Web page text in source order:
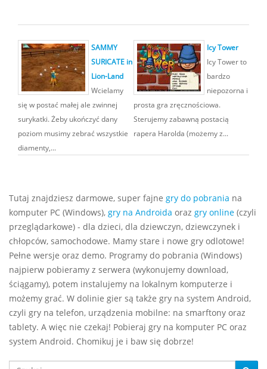
SAMMY
SURICATE in
Lion-Land
Wcielamy
się w postać małej ale zwinnej
surykatki. Żeby ukończyć dany
poziom musimy zebrać wszystkie
diamenty,...
Icy Tower
Icy Tower to
bardzo
niepozorna i
prosta gra zręcznościowa.
Sterujemy zabawną postacią
rapera Harolda (możemy z...
Tutaj znajdziesz darmowe, super fajne gry do pobrania na
komputer PC (Windows), gry na Androida oraz gry online (czyli
przeglądarkowe) - dla dzieci, dla dziewczyn, dziewczynek i
chłopców, samochodowe. Mamy stare i nowe gry odlotowe!
Pełne wersje oraz demo. Programy do pobrania (Windows)
najpierw pobieramy z serwera (wykonujemy download,
ściągamy), potem instalujemy na lokalnym komputerze i
możemy grać. W dolinie gier są także gry na system Android,
czyli gry na telefon, urządzenia mobilne: na smarftony oraz
tablety. A więc nie czekaj! Pobieraj gry na komputer PC oraz
system Android. Chomikuj je i baw się dobrze!